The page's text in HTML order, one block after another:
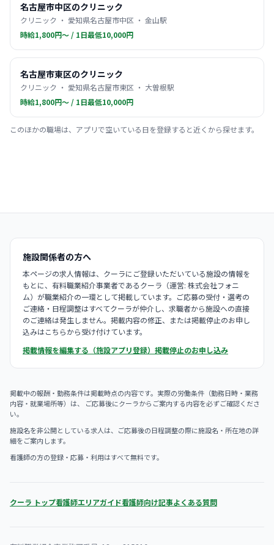
名古屋市中区のクリニック
クリニック ・ 愛知県名古屋市中区 ・ 金山駅
時給1,800円〜 / 1日最低10,000円
名古屋市東区のクリニック
クリニック ・ 愛知県名古屋市東区 ・ 大曽根駅
時給1,800円〜 / 1日最低10,000円
このほかの職場は、アプリで空いている日を登録すると近くから探せます。
施設関係者の方へ
本ページの求人情報は、クーラにご登録いただいている施設の情報を
もとに、有料職業紹介事業者であるクーラ（運営: 株式会社フォニ
ム）が職業紹介の一環として掲載しています。ご応募の受付・選考の
ご連絡・日程調整はすべてクーラが仲介し、求職者から施設への直接
のご連絡は発生しません。掲載内容の修正、または掲載停止のお申し
込みはこちらから受け付けています。
掲載情報を編集する（施設アプリ登録） 掲載停止のお申し込み
掲載中の報酬・勤務条件は掲載時点の内容です。実際の労働条件（勤務日時・業務
内容・就業場所等）は、 ご応募後にクーラからご案内する内容を必ずご確認くださ
い。
施設名を非公開としている求人は、ご応募後の日程調整の際に施設名・所在地の詳
細をご案内します。
看護師の方の登録・応募・利用はすべて無料です。
クーラ トップ看護師エリアガイド看護師向け記事よくある質問